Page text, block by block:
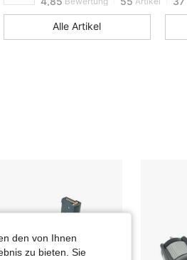
4,85
4,85
55
37
Alle Artikel
den von Ihnen
zu bieten. Sie